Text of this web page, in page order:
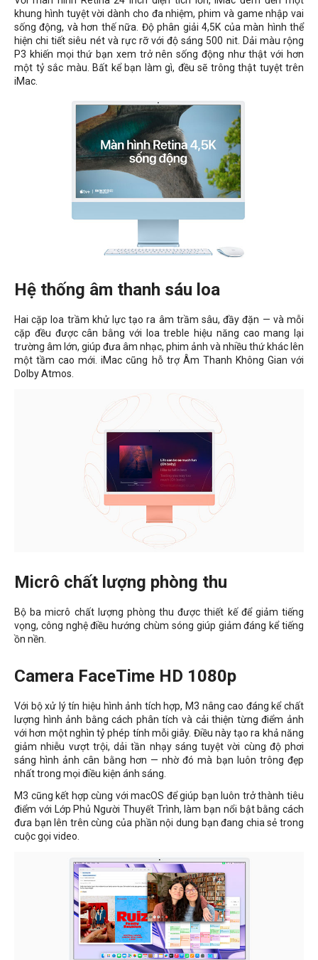
khung hình tuyệt vời dành cho đa nhiệm, phim và game nhập vai
sống động, và hơn thế nữa. Độ phân giải 4,5K của màn hình thể
hiện chi tiết siêu nét và rực rỡ với độ sáng 500 nit. Dải màu rộng
P3 khiến mọi thứ bạn xem trở nên sống động như thật với hơn
một tỷ sắc màu. Bất kể bạn làm gì, đều sẽ trông thật tuyệt trên
iMac.
Hệ thống âm thanh sáu loa
Hai cặp loa trầm khử lực tạo ra âm trầm sâu, đầy đặn — và mỗi
cặp đều được cân bằng với loa treble hiệu năng cao mang lại
trường âm lớn, giúp đưa âm nhạc, phim ảnh và nhiều thứ khác lên
một tầm cao mới. iMac cũng hỗ trợ Âm Thanh Không Gian với
Dolby Atmos.
Micrô chất lượng phòng thu
Bộ ba micrô chất lượng phòng thu được thiết kế để giảm tiếng
vọng, công nghệ điều hướng chùm sóng giúp giảm đáng kể tiếng
ồn nền.
Camera FaceTime HD 1080p
Với bộ xử lý tín hiệu hình ảnh tích hợp, M3 nâng cao đáng kể chất
lượng hình ảnh bằng cách phân tích và cải thiện từng điểm ảnh
với hơn một nghìn tỷ phép tính mỗi giây. Điều này tạo ra khả năng
giảm nhiễu vượt trội, dải tần nhạy sáng tuyệt vời cùng độ phơi
sáng hình ảnh cân bằng hơn — nhờ đó mà bạn luôn trông đẹp
nhất trong mọi điều kiện ánh sáng.
M3 cũng kết hợp cùng với macOS để giúp bạn luôn trở thành tiêu
điểm với Lớp Phủ Người Thuyết Trình, làm bạn nổi bật bằng cách
đưa bạn lên trên cùng của phần nội dung bạn đang chia sẻ trong
cuộc gọi video.